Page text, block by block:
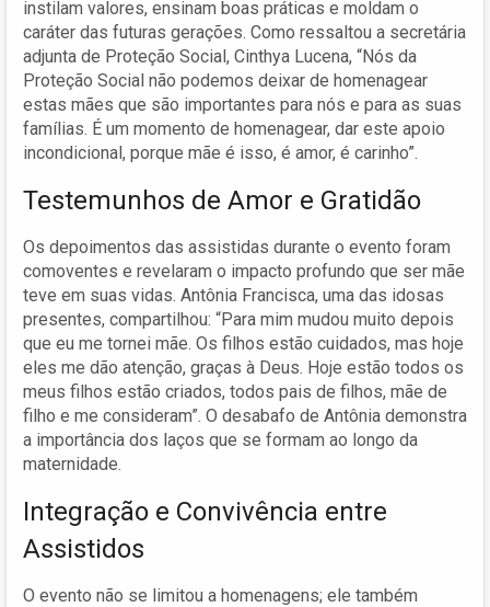
instilam valores, ensinam boas práticas e moldam o
caráter das futuras gerações. Como ressaltou a secretária
adjunta de Proteção Social, Cinthya Lucena, “Nós da
Proteção Social não podemos deixar de homenagear
estas mães que são importantes para nós e para as suas
famílias. É um momento de homenagear, dar este apoio
incondicional, porque mãe é isso, é amor, é carinho”.
Testemunhos de Amor e Gratidão
Os depoimentos das assistidas durante o evento foram
comoventes e revelaram o impacto profundo que ser mãe
teve em suas vidas. Antônia Francisca, uma das idosas
presentes, compartilhou: “Para mim mudou muito depois
que eu me tornei mãe. Os filhos estão cuidados, mas hoje
eles me dão atenção, graças à Deus. Hoje estão todos os
meus filhos estão criados, todos pais de filhos, mãe de
filho e me consideram”. O desabafo de Antônia demonstra
a importância dos laços que se formam ao longo da
maternidade.
Integração e Convivência entre
Assistidos
O evento não se limitou a homenagens; ele também